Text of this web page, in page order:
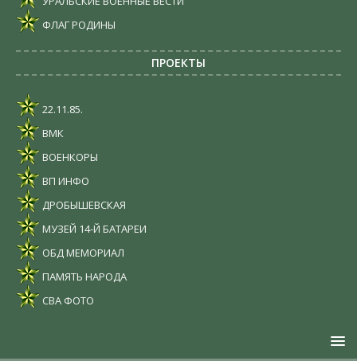
ФЛАГ РОДИНЫ
ПРОЕКТЫ
22.11.85.
ВМК
ВОЕНКОРЫ
ВП ИНФО
ДРОБЫШЕВСКАЯ
МУЗЕЙ 14-Й БАТАРЕИ
ОБД МЕМОРИАЛ
ПАМЯТЬ НАРОДА
СВА ФОТО